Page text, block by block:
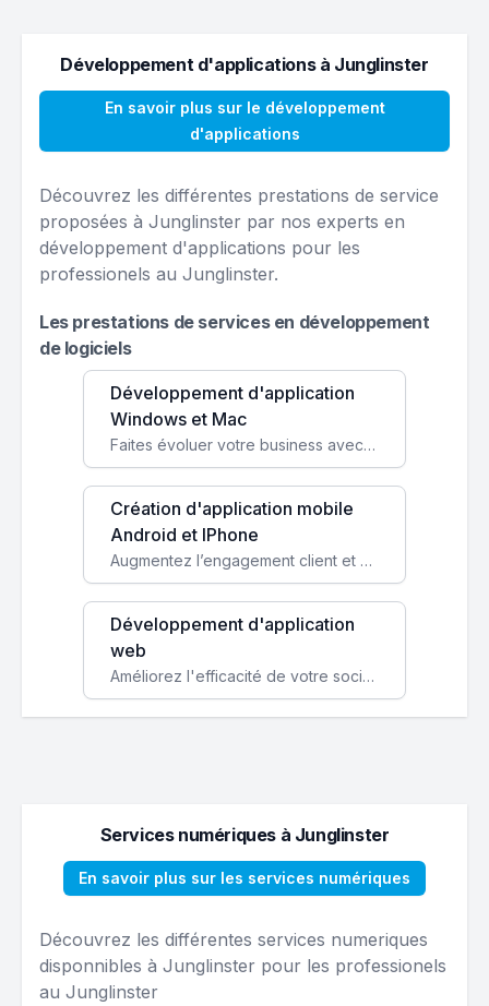
Développement d'applications à Junglinster
En savoir plus sur le développement
d'applications
Découvrez les différentes prestations de service
proposées à Junglinster par nos experts en
développement d'applications pour les
professionels au Junglinster.
Les prestations de services en développement
de logiciels
Développement d'application
Windows et Mac
Faites évoluer votre business avec des solutions logicielles personnalisées, parfaitement adaptées à vos besoins spécifiques.
Création d'application mobile
Android et IPhone
Augmentez l’engagement client et simplifiez vos processus avec une application mobile sur mesure, disponible sur iOS et Android.
Développement d'application
web
Améliorez l'efficacité de votre société avec une application web personnalisée accessible partout et tout le temps.
Services numériques à Junglinster
En savoir plus sur les services numériques
Découvrez les différentes services numeriques
disponnibles à Junglinster pour les professionels
au Junglinster